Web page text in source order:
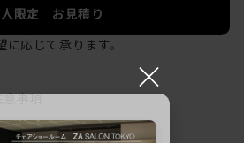
限定 お見積り
に応じて承ります。
意事項
×